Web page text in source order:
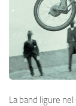
La band ligure